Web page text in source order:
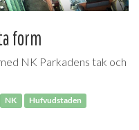
form
NK Parkadens tak och
NK Hufvudstaden